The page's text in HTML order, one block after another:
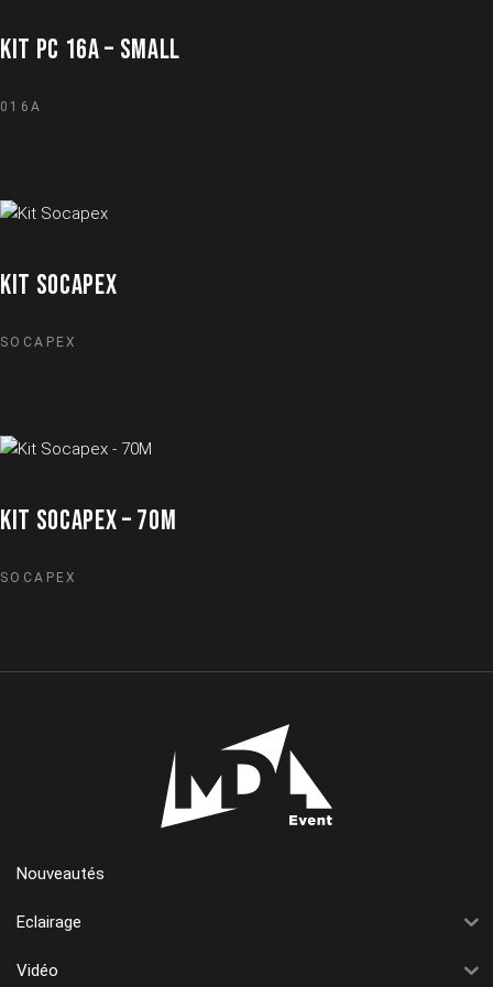
KIT PC 16A – SMALL
016A
KIT SOCAPEX
SOCAPEX
KIT SOCAPEX – 70M
SOCAPEX
Nouveautés
Eclairage
Vidéo